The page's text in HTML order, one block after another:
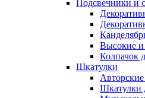
Подсвечники и
Высокие и
Колпачок
Шкатулки
Шкатулки